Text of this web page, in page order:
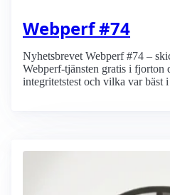
Webperf #74
Nyhetsbrevet Webperf #74 –
Webperf-tjänsten gratis i fjorton
integritetstest och vilka var bäst